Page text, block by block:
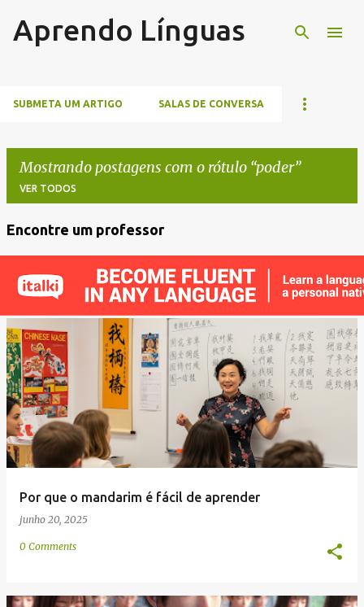
Pular para o conteúdo principal
Aprendo Línguas
SUBMETA UM ARTIGO SALAS DE CONVERSA
Mostrando postagens com o rótulo poder
VER TODOS
t
a
g
e
n
s
Encontre um professor
Por que o mandarim é fácil de aprender
junho 20, 2025
0 Comments